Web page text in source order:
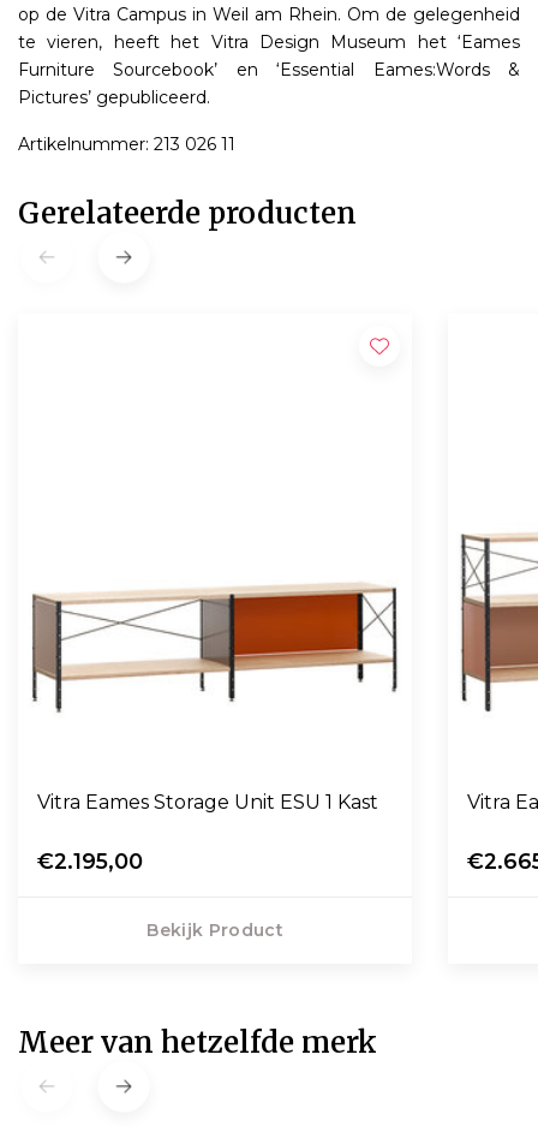
op de Vitra Campus in Weil am Rhein. Om de gelegenheid
te vieren, heeft het Vitra Design Museum het ‘Eames
Furniture Sourcebook’ en ‘Essential Eames:Words &
Pictures’ gepubliceerd.
Artikelnummer: 213 026 11
Gerelateerde producten
Vitra Eames Storage Unit ESU 1 Kast
€2.195,00
Bekijk Product
Vitra
Meer van hetzelfde merk